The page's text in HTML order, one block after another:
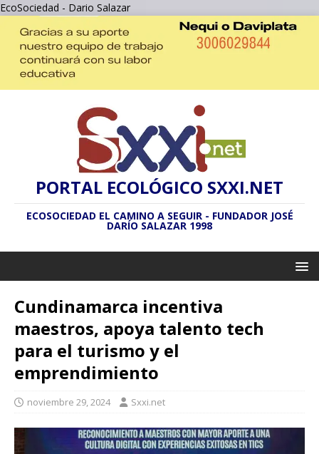
EcoSociedad - Dario Salazar
PORTAL ECOLÓGICO SXXI.NET
ECOSOCIEDAD EL CAMINO A SEGUIR - FUNDADOR JOSÉ
DARÍO SALAZAR 1998
Cundinamarca incentiva
maestros, apoya talento tech
para el turismo y el
emprendimiento
noviembre 29, 2024 Sxxi.net